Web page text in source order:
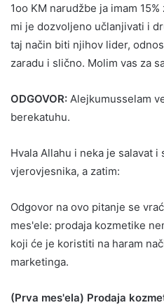
1oo KM narudžbe ja imam
mi je dozvoljeno učlanjivati i
taj način biti njihov lider,
zaradu i slično. Molim vas za
ODGOVOR: Alejkumusselam
berekatuhu.
Hvala Allahu i neka je salavat
vjerovjesnika, a zatim:
Odgovor na ovo pitanje se
mes'ele: prodaja kozmetike
koji će je koristiti na haram
marketinga.
(Prva mes'ela) Prodaja